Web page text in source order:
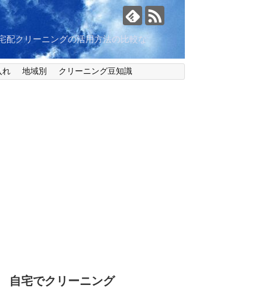
配クリーニングの活用方法の比較な
れ 地域別 クリーニング豆知識
自宅でクリーニング